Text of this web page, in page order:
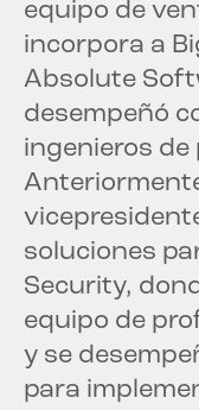
equipo de
incorpora a
Absolute
desempeñó
ingenieros de
soluciones
Security,
equipo de
y se
para